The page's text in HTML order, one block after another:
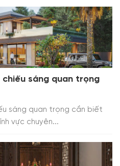
sáng quan trọng
sáng quan trọng cần biết
vực chuyên...